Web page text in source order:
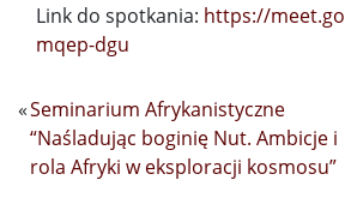
Link do spotkania: https://
mqep-dgu
«Seminarium Afrykanistyczne
“Naśladując boginię Nut. Ambicje i
rola Afryki w eksploracji kosmosu”